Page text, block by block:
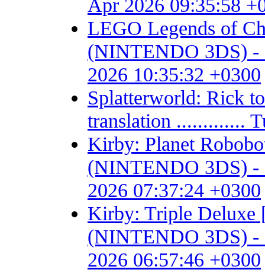
Apr 2026 09:35:58
LEGO Legends of
(NINTENDO 3DS) -
2026 10:35:32 +0300
Splatterworld: Rick
translation .............
Kirby: Planet
(NINTENDO 3DS) -
2026 07:37:24 +0300
Kirby: Triple
(NINTENDO 3DS) -
2026 06:57:46 +0300